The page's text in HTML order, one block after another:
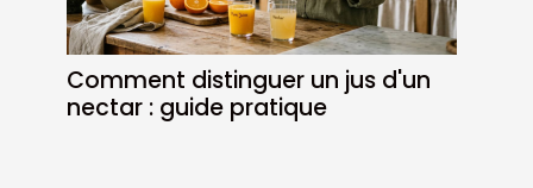
Comment distinguer un jus d'un
nectar : guide pratique